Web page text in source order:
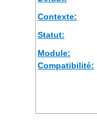
Contexte:
Statut:
Module:
Compatibilité: